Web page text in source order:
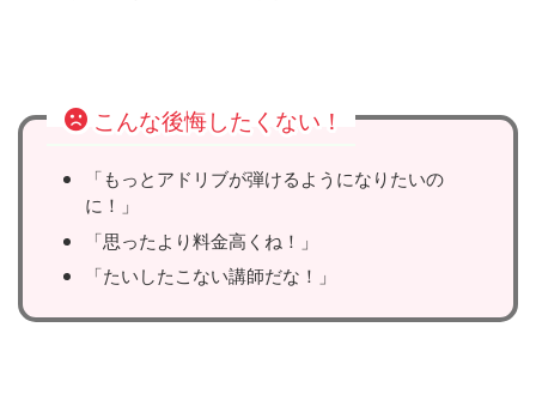
こんな後悔したくない！
「もっとアドリブが弾けるようになりたいの
に！」
「思ったより料金高くね！」
「たいしたこない講師だな！」